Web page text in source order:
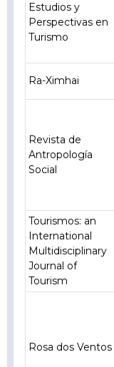
Estudios y
Perspectivas en
Turismo
Ra-Ximhai
Revista de
Antropología
Social
Tourismos: an
International
Multidisciplinary
Journal of
Tourism
Rosa dos Ventos